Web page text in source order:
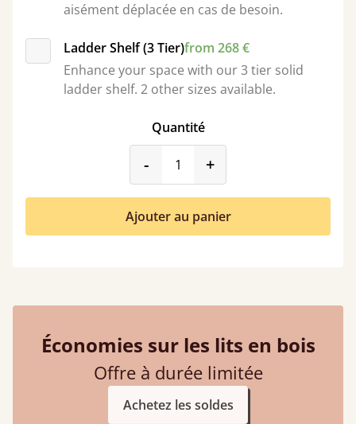
aisément déplacée en cas de besoin.
Ladder Shelf (3 Tier)from 268 €
Enhance your space with our 3 tier solid
ladder shelf. 2 other sizes available.
Quantité
-product_form.decrease
+
Ajouter au panier
Économies sur les lits en bois
Offre à durée limitée
Achetez les soldes